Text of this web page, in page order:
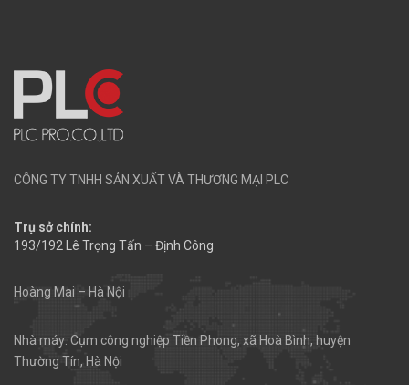
CÔNG TY TNHH SẢN XUẤT VÀ THƯƠNG MẠI PLC
Trụ sở chính:
193/192 Lê Trọng Tấn – Định Công
Hoàng Mai – Hà Nội
Nhà máy: Cụm công nghiệp Tiền Phong, xã Hoà Bình, huyện
Thường Tín, Hà Nội